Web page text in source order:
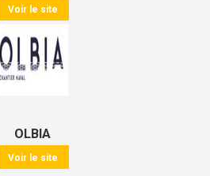
Voir le site
OLBIA
Voir le site